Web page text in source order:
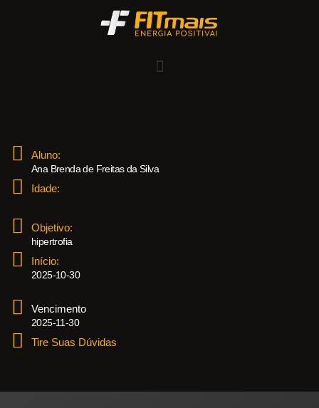
Aluno:
Ana Brenda de Freitas da Silva
Idade:
Objetivo:
hipertrofia
Início:
2025-10-30
Vencimento
2025-11-30
Tire Suas Dúvidas